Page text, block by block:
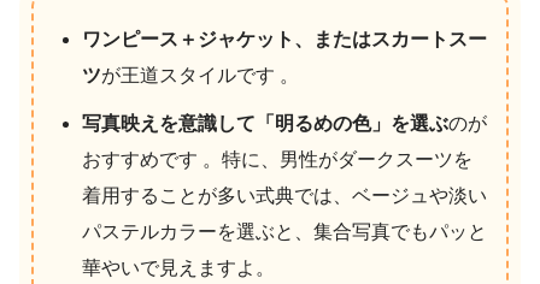
ワンピース＋ジャケット、またはスカートスー
ツが王道スタイルです 。
写真映えを意識して「明るめの色」を選ぶのが
おすすめです 。特に、男性がダークスーツを
着用することが多い式典では、ベージュや淡い
パステルカラーを選ぶと、集合写真でもパッと
華やいで見えますよ。